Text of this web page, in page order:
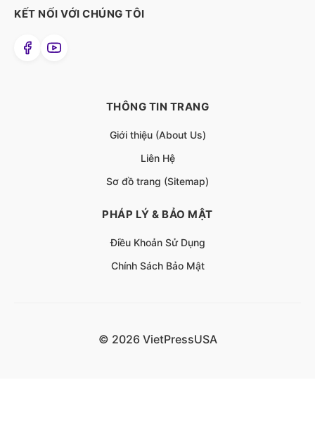
KẾT NỐI VỚI CHÚNG TÔI
THÔNG TIN TRANG
Giới thiệu (About Us)
Liên Hệ
Sơ đồ trang (Sitemap)
PHÁP LÝ & BẢO MẬT
Điều Khoản Sử Dụng
Chính Sách Bảo Mật
© 2026 VietPressUSA